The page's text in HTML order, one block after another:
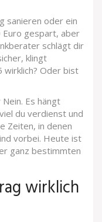
sanieren oder ein
Euro gespart, aber
schlägt dir
klingt
wirklich? Oder bist
Es hängt
du verdienst und
Zeiten, in denen
vorbei. Heute ist
ganz bestimmten
wirklich